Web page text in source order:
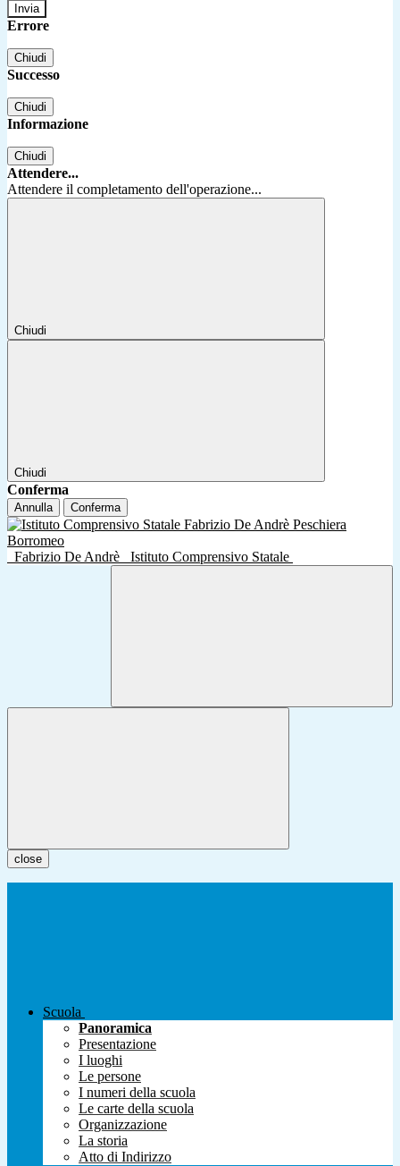
Errore
Chiudi
Successo
Chiudi
Informazione
Chiudi
Attendere...
Attendere il completamento dell'operazione...
Chiudi
Chiudi
Conferma
Annulla Conferma
Fabrizio De Andrè Istituto Comprensivo Statale
close
Scuola
Panoramica
Presentazione
I luoghi
Le persone
I numeri della scuola
Le carte della scuola
Organizzazione
La storia
Atto di Indirizzo